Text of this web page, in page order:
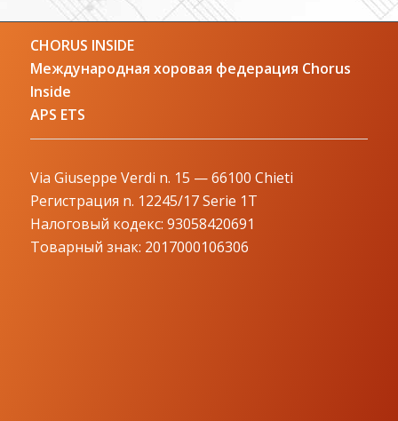
CHORUS INSIDE
Международная хоровая федерация Chorus
Inside
APS ETS
Via Giuseppe Verdi n. 15 — 66100 Chieti
Регистрация n. 12245/17 Serie 1T
Налоговый кодекс: 93058420691
Товарный знак: 2017000106306